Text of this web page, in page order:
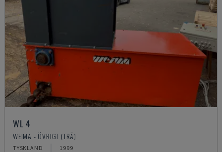
WL 4
WEIMA - ÖVRIGT (TRÄ)
TYSKLAND 1999